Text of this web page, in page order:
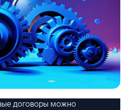
договоры можно